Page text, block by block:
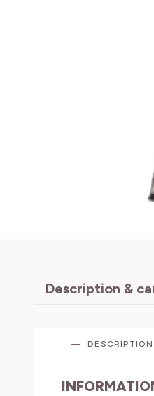
Description &
INFORMATIONS